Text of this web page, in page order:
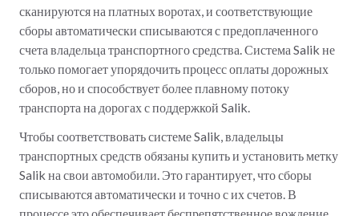
сканируются на платных воротах, и соответствующие
сборы автоматически списываются с предоплаченного
счета владельца транспортного средства. Система Salik не
только помогает упорядочить процесс оплаты дорожных
сборов, но и способствует более плавному потоку
транспорта на дорогах с поддержкой Salik.
Чтобы соответствовать системе Salik, владельцы
транспортных средств обязаны купить и установить метку
Salik на свои автомобили. Это гарантирует, что сборы
списываются автоматически и точно с их счетов. В